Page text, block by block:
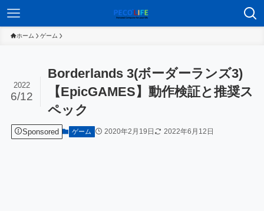
ホーム ゲーム
Borderlands 3(ボーダーランズ3)
【EpicGAMES】動作検証と推奨ス
ペック
2022
6/12
Sponsored ゲーム 2020年2月19日 2022年6月12日